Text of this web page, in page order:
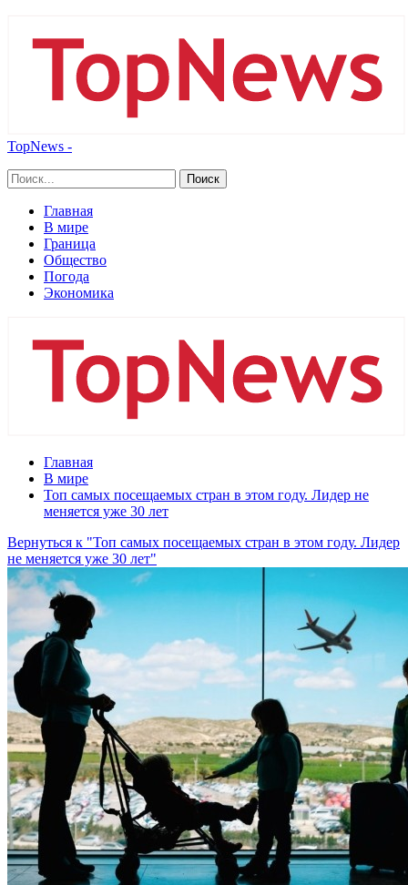
TopNews -
Главная
В мире
Граница
Общество
Погода
Экономика
Главная
В мире
Топ самых посещаемых стран в этом году. Лидер не
меняется уже 30 лет
Вернуться к "Топ самых посещаемых стран в этом году. Лидер
не меняется уже 30 лет"